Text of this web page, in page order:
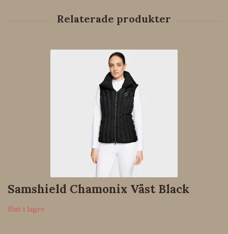
Samshield Chamonix Väst Black
Slut i lager